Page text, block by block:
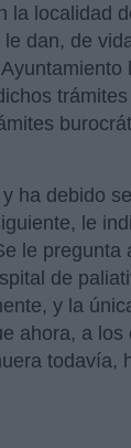
la localidad
dan, de
ha debido
le
le pregunta
de
y la
ahora, a
todavía,